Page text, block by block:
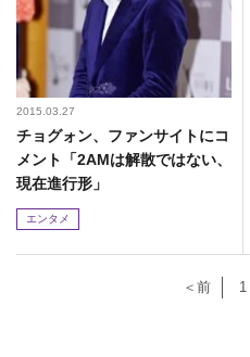
2015.03.27
チョグォン、ファンサイトにコ
メント「2AMは解散ではない、
現在進行形」
エンタメ
＜前 1